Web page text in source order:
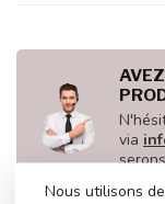
via
Nous utilisons